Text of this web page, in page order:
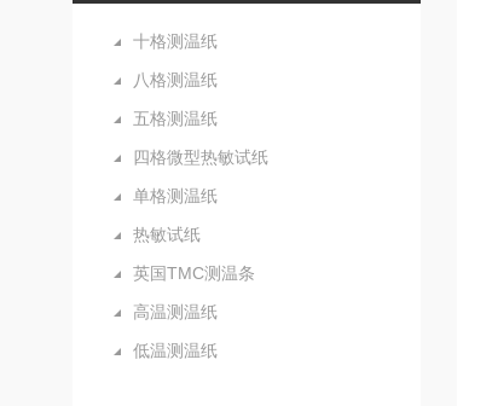
十格测温纸
八格测温纸
五格测温纸
四格微型热敏试纸
单格测温纸
热敏试纸
英国TMC测温条
高温测温纸
低温测温纸